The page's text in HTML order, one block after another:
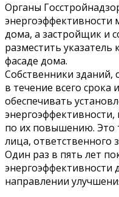
Органы
энергоэффективности
дома, а застройщик и
разместить указатель
фасаде дома.
Собственники зданий,
в течение всего срока
обеспечивать
по их повышению. Это
лица, ответственного
Один раз в пять лет
энергоэффективности
направлении